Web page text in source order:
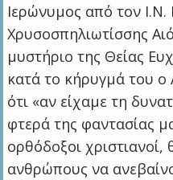
Ιερώνυμος από τον
Χρυσοσπηλιωτίσσης
μυστήριο της Θείας
κατά το κήρυγμά του ο
ότι «αν είχαμε τη
φτερά της φαντασίας
ορθόδοξοι
ανθρώπους να